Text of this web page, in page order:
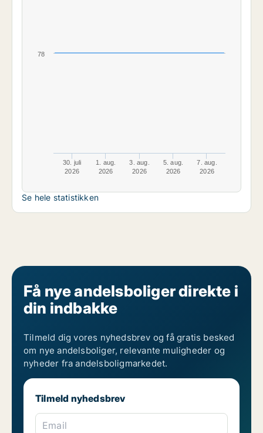
30. juli
2026
1. aug.
2026
3. aug.
2026
5. aug.
2026
7. aug.
2026
78
Se hele statistikken
Få nye andelsboliger direkte i
din indbakke
Tilmeld dig vores nyhedsbrev og få gratis besked
om nye andelsboliger, relevante muligheder og
nyheder fra andelsboligmarkedet.
Tilmeld nyhedsbrev
Email